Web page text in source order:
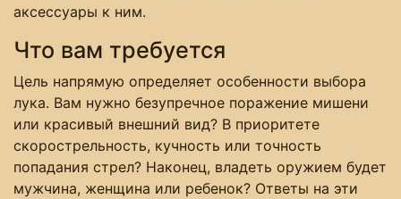
аксессуары к ним.
Что вам требуется
Цель напрямую определяет особенности выбора
лука. Вам нужно безупречное поражение мишени
или красивый внешний вид? В приоритете
скорострельность, кучность или точность
попадания стрел? Наконец, владеть оружием будет
мужчина, женщина или ребенок? Ответы на эти